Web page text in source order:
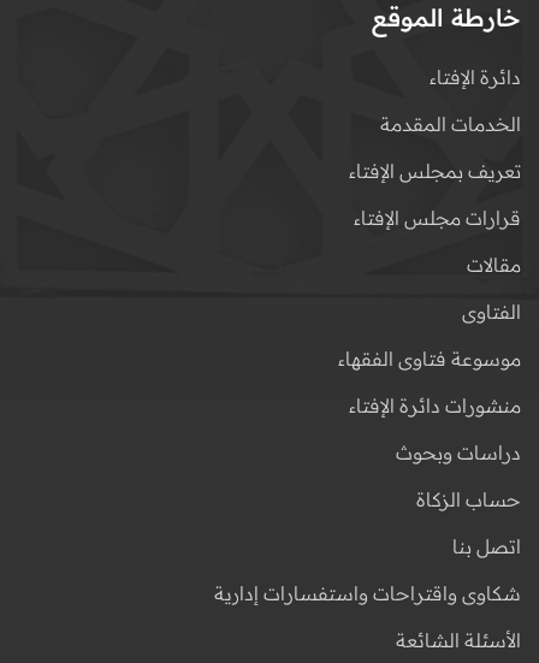
خارطة الموقع
دائرة الإفتاء
الخدمات المقدمة
تعريف بمجلس الإفتاء
قرارات مجلس الإفتاء
مقالات
الفتاوى
موسوعة فتاوى الفقهاء
منشورات دائرة الإفتاء
دراسات وبحوث
حساب الزكاة
اتصل بنا
شكاوى واقتراحات واستفسارات إدارية
الأسئلة الشائعة